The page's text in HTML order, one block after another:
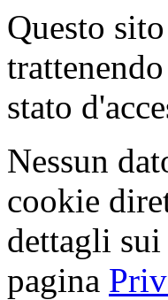
Questo
stato
Nessun
cookie
dettagli
pagina